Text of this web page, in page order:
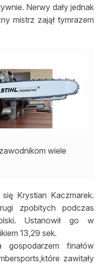
Nerwy dały jednak
mistrz zajął tymrazem
wiele
Krystian Kaczmarek.
zpobitych podczas
Ustanowił go w
13,29 sek.
finałów
zawitały